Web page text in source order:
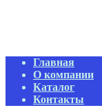
Primary
Navigation
Menu
Главная
О компании
Каталог
Контакты